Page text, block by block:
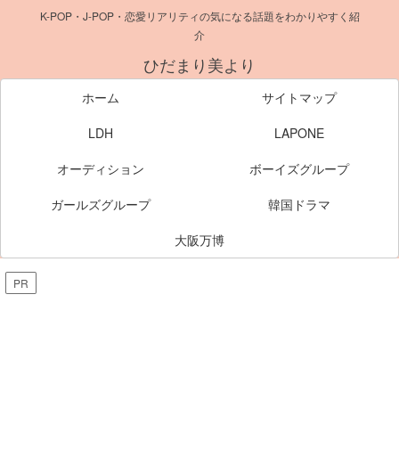
K-POP・J-POP・恋愛リアリティの気になる話題をわかりやすく紹
介
ひだまり美より
ホーム
サイトマップ
LDH
LAPONE
オーディション
ボーイズグループ
ガールズグループ
韓国ドラマ
大阪万博
PR